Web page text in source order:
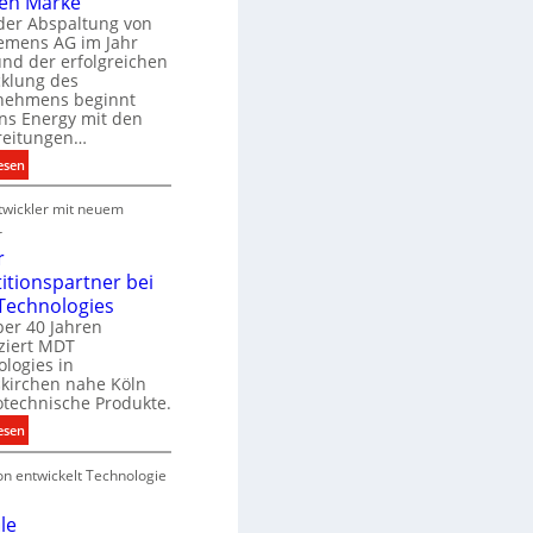
ek
Abspaltung von
AG im Jahr
der erfolgreichen
des
beginnt
Energy mit den
:
S
i
e
n
s
E
n
e
r
g
y
w
mit neuem
bei
40 Jahren
MDT
in
nahe Köln
Produkte.
:
N
e
entwickelt Technologie